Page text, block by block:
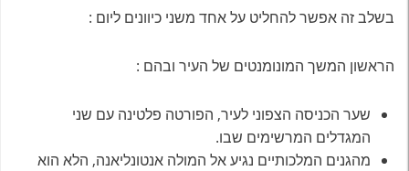
בשלב זה אפשר להחליט על אחד משני כיוונים ליום :
הראשון המשך המונומנטים של העיר ובהם :
שער הכניסה הצפוני לעיר, הפורטה פלטינה עם שני
המגדלים המרשימים שבו.
מהגנים המלכותיים נגיע אל המולה אנטונליאנה, הלא הוא